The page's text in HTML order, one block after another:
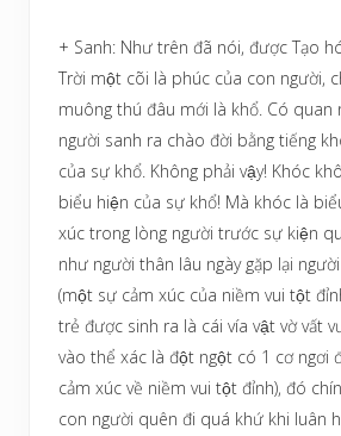
+ Sanh: Như trên đã nói, được Tạo
Trời một cõi là phúc của con người,
muông thú đâu mới là khổ. Có quan
người sanh ra chào đời bằng tiếng
của sự khổ. Không phải vậy! Khóc
biểu hiện của sự khổ! Mà khóc là
xúc trong lòng người trước sự kiện
như người thân lâu ngày gặp lại
(một sự cảm xúc của niềm vui tột
trẻ được sinh ra là cái vía vật vờ vất
vào thể xác là đột ngột có 1 cơ ngơi
cảm xúc về niềm vui tột đỉnh), đó
con người quên đi quá khứ khi luân